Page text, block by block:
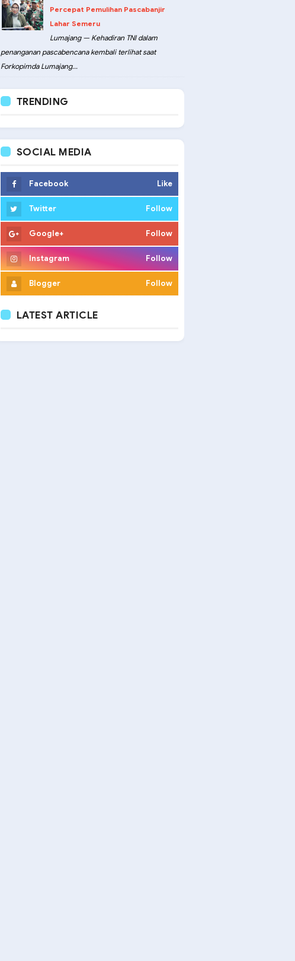
Percepat Pemulihan Pascabanjir
Lahar Semeru
Lumajang — Kehadiran TNI dalam
penanganan pascabencana kembali terlihat saat
Forkopimda Lumajang...
TRENDING
SOCIAL MEDIA
Facebook Like
Twitter Follow
Google+ Follow
Instagram Follow
Blogger Follow
LATEST ARTICLE